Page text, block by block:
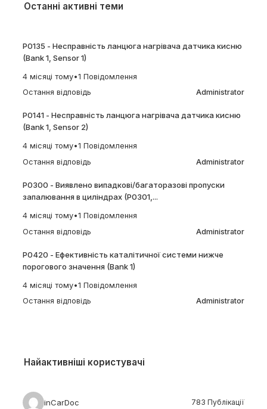
Останні активні теми
P0135 - Несправність ланцюга нагрівача датчика кисню
(Bank 1, Sensor 1)
4 місяці тому•1 Повідомлення
Остання відповідь
Administrator
P0141 - Несправність ланцюга нагрівача датчика кисню
(Bank 1, Sensor 2)
4 місяці тому•1 Повідомлення
Остання відповідь
Administrator
P0300 - Виявлено випадкові/багаторазові пропуски
запалювання в циліндрах (P0301,...
4 місяці тому•1 Повідомлення
Остання відповідь
Administrator
P0420 - Ефективність каталітичної системи нижче
порогового значення (Bank 1)
4 місяці тому•1 Повідомлення
Остання відповідь
Administrator
Найактивніші користувачі
inCarDoc 783 Публікації